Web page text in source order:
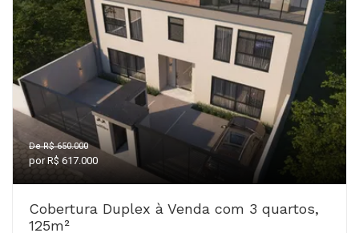
De R$ 650.000
por R$ 617.000
Cobertura Duplex à Venda com 3 quartos,
125m²